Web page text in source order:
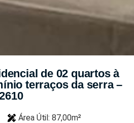
de 02 quartos à
terraços da serra –
Área Útil: 87,00m²